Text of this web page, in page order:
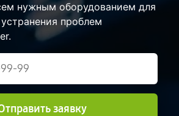
нужным оборудованием для
проблем
заявку